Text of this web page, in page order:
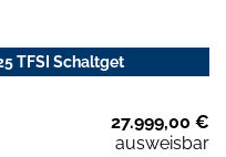
TFSI Schaltget
27.999,00 €
ausweisbar